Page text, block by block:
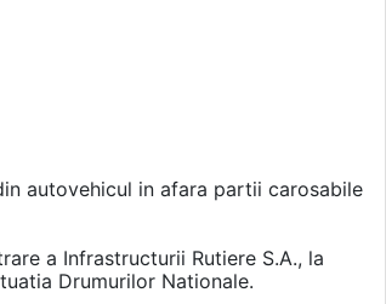
autovehicul in afara partii carosabile
a Infrastructurii Rutiere S.A., la
Drumurilor Nationale.